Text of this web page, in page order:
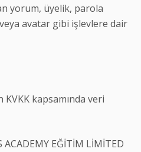
yorum, üyelik, parola
veya avatar gibi işlevlere dair
KVKK kapsamında veri
ACADEMY EĞİTİM LİMİTED